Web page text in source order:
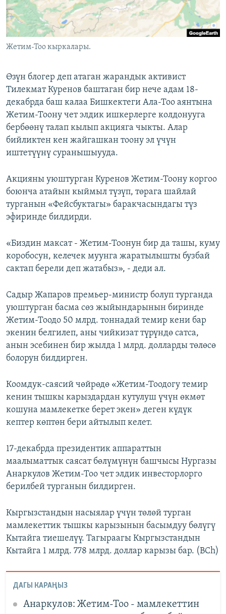
ЭЕ/АРнун бардык сайттары
Жетим-Тоо кыркалары.
Өзүн блогер деп атаган жарандык активист
Тилекмат Куренов баштаган бир нече адам 18-
декабрда баш калаа Бишкектеги Ала-Тоо аянтына
Жетим-Тоону чет элдик ишкерлерге колдонууга
бербөөнү талап кылып акцияга чыкты. Алар
бийликтен кен жайгашкан тоону эл үчүн
иштетүүнү суранышыууда.
Акцияны уюштурган Куренов Жетим-Тоону коргоо
боюнча атайын кыймыл түзүп, төрага шайлай
турганын «Фейсбуктагы» баракчасындагы түз
эфиринде билдирди.
«Биздин максат - Жетим-Тоонун бир да ташы, куму
коробосун, келечек муунга жаратылышты бузбай
сактап берели деп жатабыз», - деди ал.
Садыр Жапаров премьер-министр болуп турганда
уюштурган басма сөз жыйындарынын биринде
Жетим-Тоодо 50 млрд. тоннадай темир кени бар
экенин белгилеп, аны чийкизат түрүндө сатса,
анын эсебинен бир жылда 1 млрд. долларды төлөсө
болорун билдирген.
Коомдук-саясий чөйрөдө «Жетим-Тоодогу темир
кенин тышкы карыздардан кутулуш үчүн өкмөт
кошуна мамлекетке берет экен» деген күдүк
кептер көптөн бери айтылып келет.
17-декабрда президентик аппараттын
маалыматтык саясат бөлүмүнүн башчысы Нургазы
Анаркулов Жетим-Тоо чет элдик инвесторлорго
берилбей турганын билдирген.
Кыргызстандын насыялар үчүн төлөй турган
мамлекеттик тышкы карызынын басымдуу бөлүгү
Кытайга тиешелүү. Тагыраагы Кыргызстандын
Кытайга 1 млрд. 778 млрд. доллар карызы бар. (BCh)
ДАГЫ КАРАҢЫЗ
Анаркулов: Жетим-Тоо - мамлекеттин